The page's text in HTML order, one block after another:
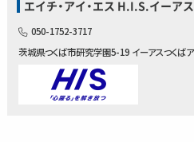
エイチ・アイ・エス H.I.S.イーア
050-1752-3717
茨城県つくば市研究学園5-19 イーアスつくば